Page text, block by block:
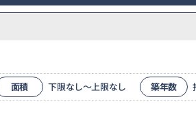
面積 下限なし～上限なし 築年数